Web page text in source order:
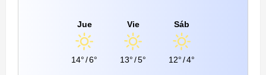
Jue
14°/6°
Vie
13°/5°
Sáb
12°/4°